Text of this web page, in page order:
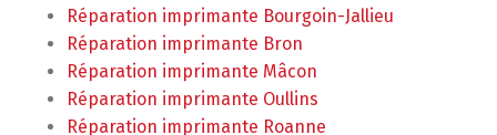
Réparation imprimante Bourgoin-Jallieu
Réparation imprimante Bron
Réparation imprimante Mâcon
Réparation imprimante Oullins
Réparation imprimante Roanne